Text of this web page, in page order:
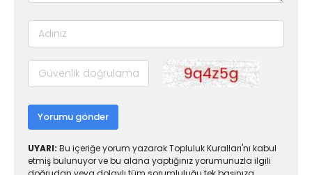
Yorumu gönder
UYARI: Bu içeriğe yorum yazarak Topluluk Kuralları'nı kabul
etmiş bulunuyor ve bu alana yaptığınız yorumunuzla ilgili